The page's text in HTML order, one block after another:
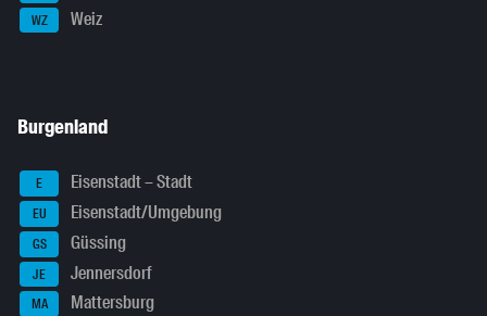
WZ Weiz
Burgenland
E Eisenstadt – Stadt
EU Eisenstadt/Umgebung
GS Güssing
JE Jennersdorf
MA Mattersburg